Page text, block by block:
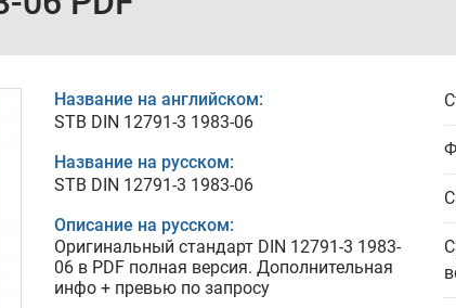
Название на английском:
STB DIN 12791-3 1983-06
Название на русском:
STB DIN 12791-3 1983-06
Описание на русском:
Оригинальный стандарт DIN 12791-3 1983-
06 в PDF полная версия. Дополнительная
инфо + превью по запросу